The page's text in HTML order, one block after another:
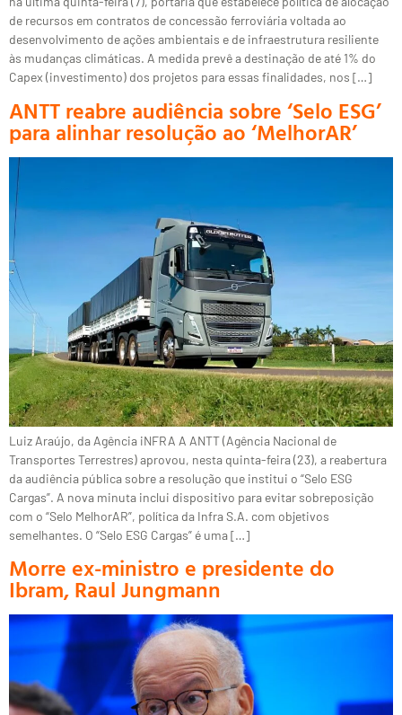
de recursos em contratos de concessão ferroviária voltada ao
desenvolvimento de ações ambientais e de infraestrutura resiliente
às mudanças climáticas. A medida prevê a destinação de até 1% do
Capex (investimento) dos projetos para essas finalidades, nos […]
ANTT reabre audiência sobre ‘Selo ESG’
para alinhar resolução ao ‘MelhorAR’
Luiz Araújo, da Agência iNFRA A ANTT (Agência Nacional de
Transportes Terrestres) aprovou, nesta quinta-feira (23), a reabertura
da audiência pública sobre a resolução que institui o “Selo ESG
Cargas”. A nova minuta inclui dispositivo para evitar sobreposição
com o “Selo MelhorAR”, política da Infra S.A. com objetivos
semelhantes. O “Selo ESG Cargas” é uma […]
Morre ex-ministro e presidente do
Ibram, Raul Jungmann